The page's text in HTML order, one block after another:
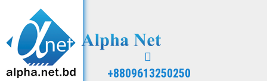
+8809613250250